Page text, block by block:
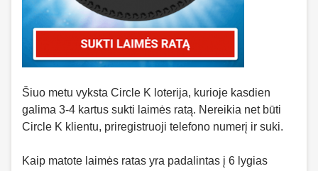
Šiuo metu vyksta Circle K loterija, kurioje kasdien
galima 3-4 kartus sukti laimės ratą. Nereikia net būti
Circle K klientu, priregistruoji telefono numerį ir suki.
Kaip matote laimės ratas yra padalintas į 6 lygias